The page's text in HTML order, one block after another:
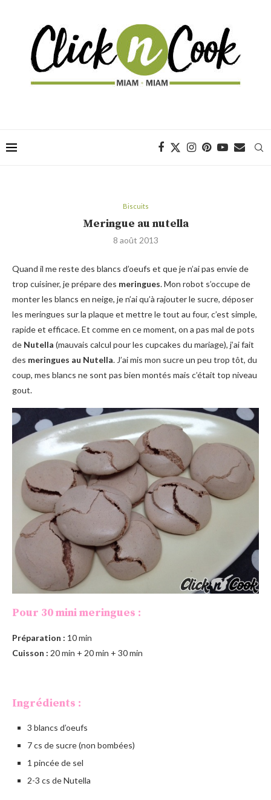
Biscuits
Meringue au nutella
8 août 2013
Quand il me reste des blancs d’oeufs et que je n’ai pas envie de
trop cuisiner, je prépare des meringues. Mon robot s’occupe de
monter les blancs en neige, je n’ai qu’à rajouter le sucre, déposer
les meringues sur la plaque et mettre le tout au four, c’est simple,
rapide et efficace. Et comme en ce moment, on a pas mal de pots
de Nutella (mauvais calcul pour les cupcakes du mariage), j’ai fait
des meringues au Nutella. J’ai mis mon sucre un peu trop tôt, du
coup, mes blancs ne sont pas bien montés mais c’était top niveau
gout.
Pour 30 mini meringues :
Préparation : 10 min
Cuisson : 20 min + 20 min + 30 min
Ingrédients :
3 blancs d’oeufs
7 cs de sucre (non bombées)
1 pincée de sel
2-3 cs de Nutella